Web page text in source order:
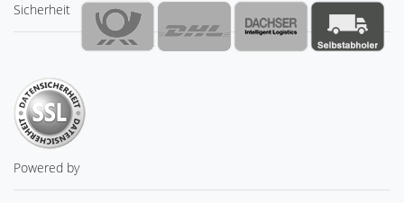
Sicherheit
Powered by